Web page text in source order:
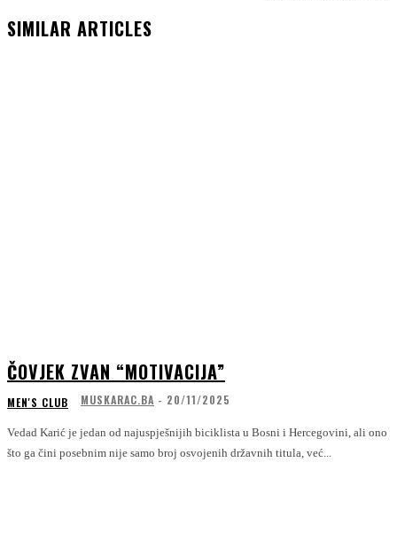
SIMILAR ARTICLES
ČOVJEK ZVAN “MOTIVACIJA”
MEN'S CLUB MUSKARAC.BA - 20/11/2025
Vedad Karić je jedan od najuspješnijih biciklista u Bosni i Hercegovini, ali ono
što ga čini posebnim nije samo broj osvojenih državnih titula, već...